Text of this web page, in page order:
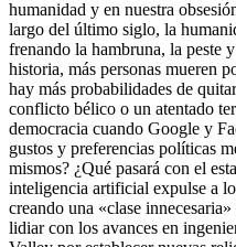
humanidad y en nuestra
largo del último siglo, la
frenando la hambruna, la peste
historia, más personas mueren
hay más probabilidades de
conflicto bélico o un atentado
democracia cuando Google y
gustos y preferencias políticas
mismos? ¿Qué pasará con el
inteligencia artificial expulse a
creando una «clase
lidiar con los avances en